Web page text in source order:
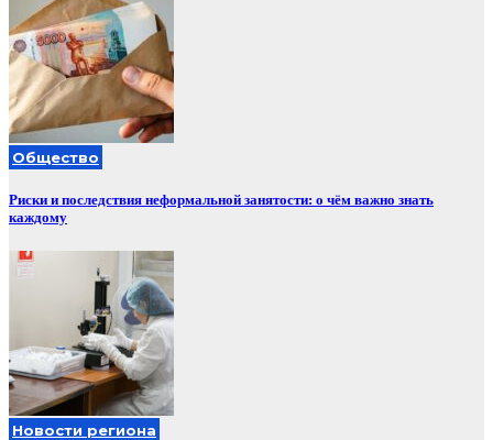
Общество
Риски и последствия неформальной занятости: о чём важно знать
каждому
Новости региона